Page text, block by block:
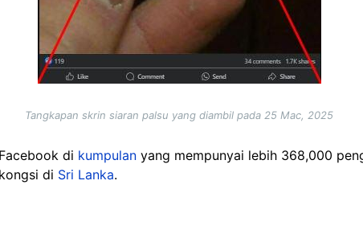
Tangkapan skrin siaran palsu yang diambil pada 25 Mac, 2025
di kumpulan yang mempunyai lebih 368,000
di Sri Lanka.